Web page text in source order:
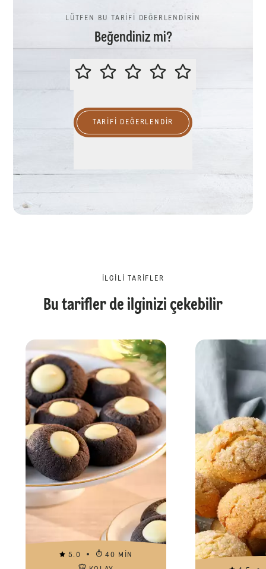
LÜTFEN BU TARİFİ DEĞERLENDİRİN
Beğendiniz mi?
LÜTFEN BU TARİFİ
TARIFI DEĞERLENDİR
İLGILI TARIFLER
Bu tarifler de ilginizi çekebilir
5.0
40 MIN